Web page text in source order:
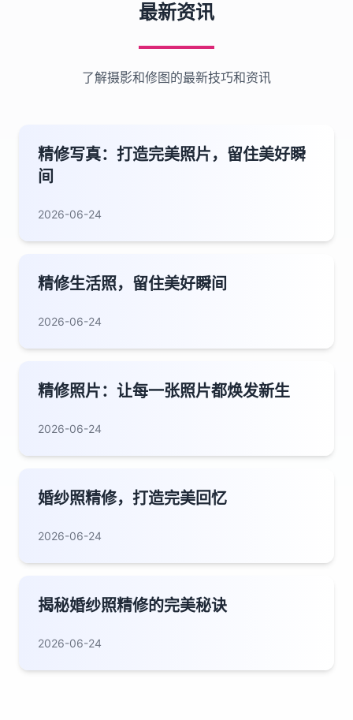
最新资讯
了解摄影和修图的最新技巧和资讯
精修写真：打造完美照片，留住美好瞬
间
2026-06-24
精修生活照，留住美好瞬间
2026-06-24
精修照片：让每一张照片都焕发新生
2026-06-24
婚纱照精修，打造完美回忆
2026-06-24
揭秘婚纱照精修的完美秘诀
2026-06-24